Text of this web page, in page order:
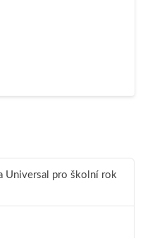
Universal pro školní rok